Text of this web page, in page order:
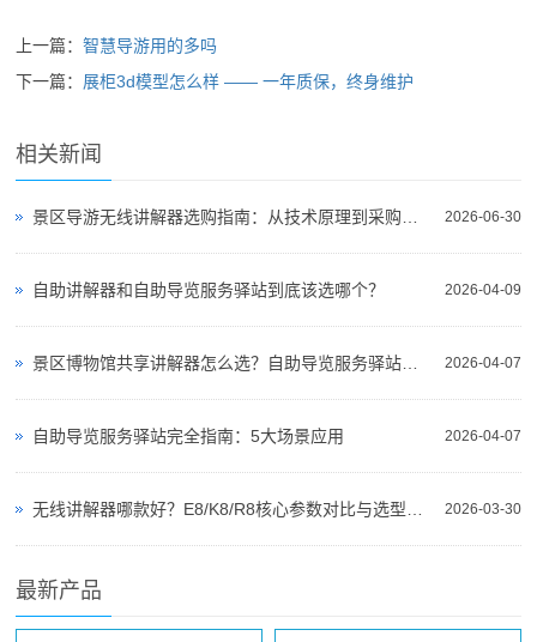
上一篇：智慧导游用的多吗
下一篇： 展柜3d模型怎么样 —— 一年质保，终身维护
相关新闻
2026-06-30
景区导游无线讲解器选购指南：从技术原理到采购决策
2026-04-09
自助讲解器和自助导览服务驿站到底该选哪个？
2026-04-07
景区博物馆共享讲解器怎么选？自助导览服务驿站部署全攻略（2026版）
2026-04-07
自助导览服务驿站完全指南：5大场景应用
2026-03-30
无线讲解器哪款好？E8/K8/R8核心参数对比与选型指南
最新产品